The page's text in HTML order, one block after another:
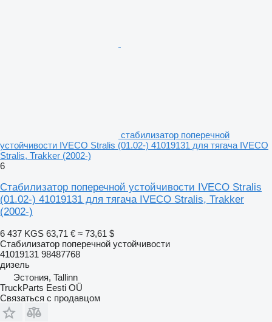
стабилизатор поперечной
устойчивости IVECO Stralis (01.02-) 41019131 для тягача IVECO
Stralis, Trakker (2002-)
6
Стабилизатор поперечной устойчивости IVECO Stralis
(01.02-) 41019131 для тягача IVECO Stralis, Trakker
(2002-)
6 437 KGS 63,71 € ≈ 73,61 $
Стабилизатор поперечной устойчивости
41019131 98487768
дизель
Эстония, Tallinn
TruckParts Eesti OÜ
Связаться с продавцом